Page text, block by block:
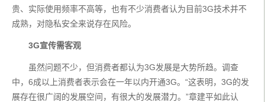
贵、实际使用频率不高等，也有不少消费者认为目前3G技术并不
成熟，对隐私安全来说存在风险。
3G宣传需客观
虽然问题不少，但消费者都认为3G发展是大势所趋。调查
中，6成以上消费者表示会在一年以内开通3G。“这表明，3G的发
展存在很广阔的发展空间，有很大的发展潜力。”章建平如此认